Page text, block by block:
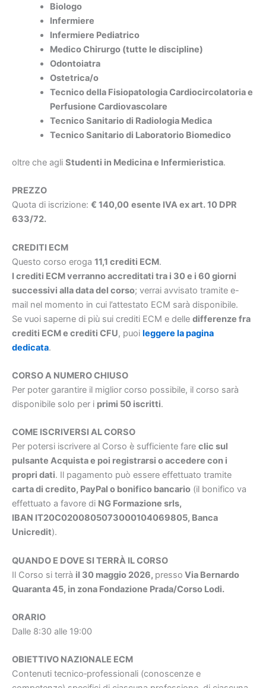
Biologo
Infermiere
Infermiere Pediatrico
Medico Chirurgo (tutte le discipline)
Odontoiatra
Ostetrica/o
Tecnico della Fisiopatologia Cardiocircolatoria e
Perfusione Cardiovascolare
Tecnico Sanitario di Radiologia Medica
Tecnico Sanitario di Laboratorio Biomedico
oltre che agli Studenti in Medicina e Infermieristica.
PREZZO
Quota di iscrizione: € 140,00 esente IVA ex art. 10 DPR
633/72.
CREDITI ECM
Questo corso eroga 11,1 crediti ECM.
I crediti ECM verranno accreditati tra i 30 e i 60 giorni
successivi alla data del corso; verrai avvisato tramite e-
mail nel momento in cui l’attestato ECM sarà disponibile.
Se vuoi saperne di più sui crediti ECM e delle differenze fra
crediti ECM e crediti CFU, puoi leggere la pagina
dedicata.
CORSO A NUMERO CHIUSO
Per poter garantire il miglior corso possibile, il corso sarà
disponibile solo per i primi 50 iscritti.
COME ISCRIVERSI AL CORSO
Per potersi iscrivere al Corso è sufficiente fare clic sul
pulsante Acquista e poi registrarsi o accedere con i
propri dati. Il pagamento può essere effettuato tramite
carta di credito, PayPal o bonifico bancario (il bonifico va
effettuato a favore di NG Formazione srls,
IBAN IT20C0200805073000104069805, Banca
Unicredit).
QUANDO E DOVE SI TERRÀ IL CORSO
Il Corso si terrà il 30 maggio 2026, presso Via Bernardo
Quaranta 45, in zona Fondazione Prada/Corso Lodi.
ORARIO
Dalle 8:30 alle 19:00
OBIETTIVO NAZIONALE ECM
Contenuti tecnico‐professionali (conoscenze e